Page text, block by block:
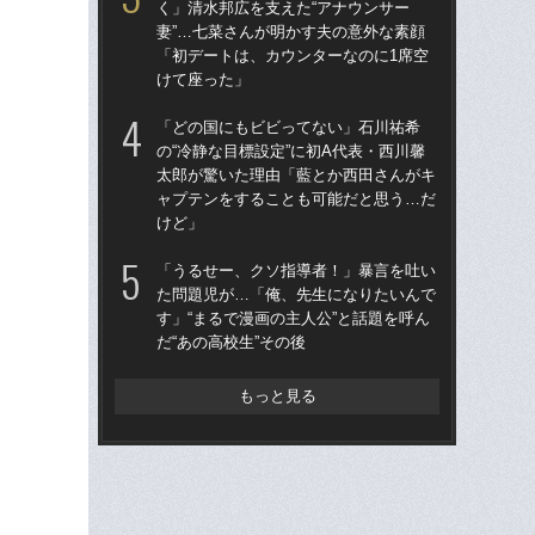
く」清水邦広を支えた“アナウンサー
妻”…七菜さんが明かす夫の意外な素顔
「初デートは、カウンターなのに1席空
けて座った」
「どの国にもビビってない」石川祐希
の“冷静な目標設定”に初A代表・西川馨
太郎が驚いた理由「藍とか西田さんがキ
ャプテンをすることも可能だと思う…だ
けど」
「うるせー、クソ指導者！」暴言を吐い
た問題児が…「俺、先生になりたいんで
す」“まるで漫画の主人公”と話題を呼ん
だ“あの高校生”その後
もっと見る